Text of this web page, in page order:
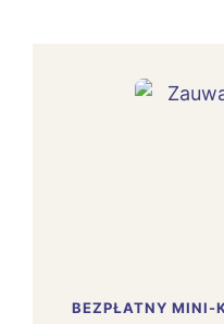
BEZPŁATNY MINI-